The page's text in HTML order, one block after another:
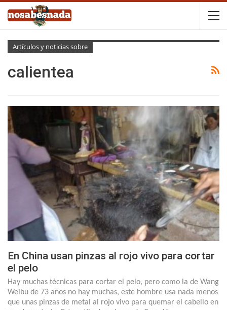
Artículos y noticias sobre
calientea
En China usan pinzas al rojo vivo para cortar
el pelo
Hay muchas técnicas para cortar el pelo, pero como la de Wang
Weibu de 73 años no hay muchas, este hombre usa nada menos
que unas pinzas de metal al rojo vivo para quemar el cabello en